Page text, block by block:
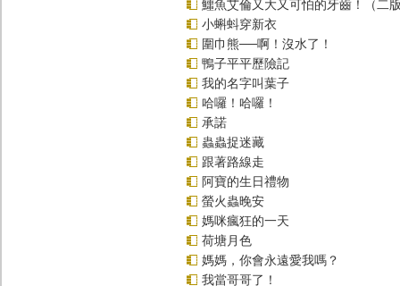
鱷魚艾倫又大又可怕的牙齒！（二
小蝌蚪穿新衣
圍巾熊──啊！沒水了！
鴨子平平歷險記
我的名字叫葉子
哈囉！哈囉！
承諾
蟲蟲捉迷藏
跟著路線走
阿寶的生日禮物
螢火蟲晚安
媽咪瘋狂的一天
荷塘月色
媽媽，你會永遠愛我嗎？
我當哥哥了！